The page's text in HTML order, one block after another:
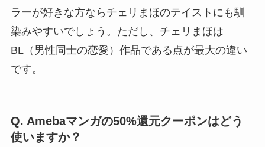
ラーが好きな方ならチェリまほのテイストにも馴
染みやすいでしょう。ただし、チェリまほは
BL（男性同士の恋愛）作品である点が最大の違い
です。
Q. Amebaマンガの50%還元クーポンはどう
使いますか？